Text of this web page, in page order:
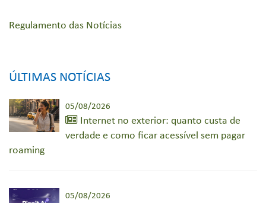
Regulamento das Notícias
ÚLTIMAS NOTÍCIAS
05/08/2026
Internet no exterior: quanto custa de
verdade e como ficar acessível sem pagar
roaming
05/08/2026